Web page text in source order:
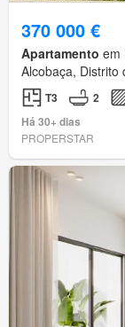
370 000 €
Apartamento em
Alcobaça, Distrito
T3 2
Há 30+ dias
PROPERSTAR